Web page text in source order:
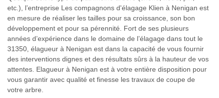
etc.), l’entreprise Les compagnons d'élagage Klien à Nenigan est
en mesure de réaliser les tailles pour sa croissance, son bon
développement et pour sa pérennité. Fort de ses plusieurs
années d’expérience dans le domaine de l’élagage dans tout le
31350, élagueur à Nenigan est dans la capacité de vous fournir
des interventions dignes et des résultats sûrs à la hauteur de vos
attentes. Elagueur à Nenigan est à votre entière disposition pour
vous garantir avec qualité et finesse les travaux de coupe de
votre arbre.